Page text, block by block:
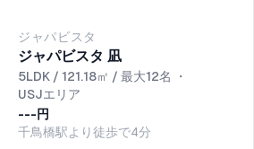
ジャパビスタ
ジャパビスタ 凪
5LDK / 121.18㎡ / 最大12名
・
USJエリア
---円
千鳥橋駅より徒歩で4分